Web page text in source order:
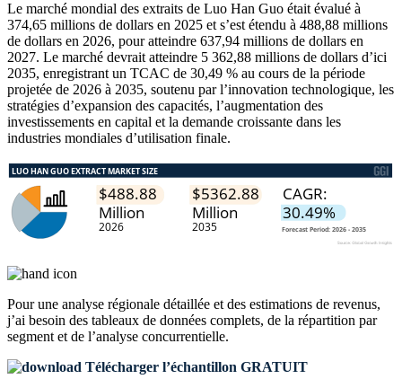
Le marché mondial des extraits de Luo Han Guo était évalué à
374,65 millions de dollars en 2025 et s’est étendu à 488,88 millions
de dollars en 2026, pour atteindre 637,94 millions de dollars en
2027. Le marché devrait atteindre 5 362,88 millions de dollars d’ici
2035, enregistrant un TCAC de 30,49 % au cours de la période
projetée de 2026 à 2035, soutenu par l’innovation technologique, les
stratégies d’expansion des capacités, l’augmentation des
investissements en capital et la demande croissante dans les
industries mondiales d’utilisation finale.
Pour une analyse régionale détaillée et des estimations de revenus,
j’ai besoin des tableaux de données complets, de la répartition par
segment et de l’analyse concurrentielle.
Télécharger l’échantillon GRATUIT